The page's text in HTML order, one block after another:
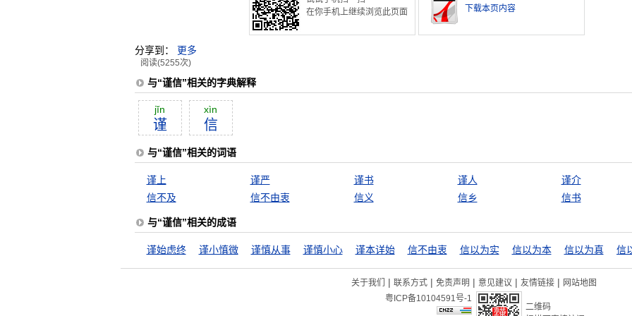
在你手机上继续浏览此页面
下载本页内容
分享到： 更多
阅读(5255次)
与“谨信”相关的字典解释
jĭn
谨
xìn
信
与“谨信”相关的词语
谨上 谨严 谨书 谨人
谨介
信不及
信不由衷 信义 信乡 信书
与“谨信”相关的成语
谨始虑终 谨小慎微 谨慎从事 谨慎小心 谨本详始 信不由衷 信以为实 信以为本 信以为真
关于我们 | 联系方式 | 免责声明 | 意见建议 | 友情链接 | 网站地图
粤ICP备10104591号-1
二维码